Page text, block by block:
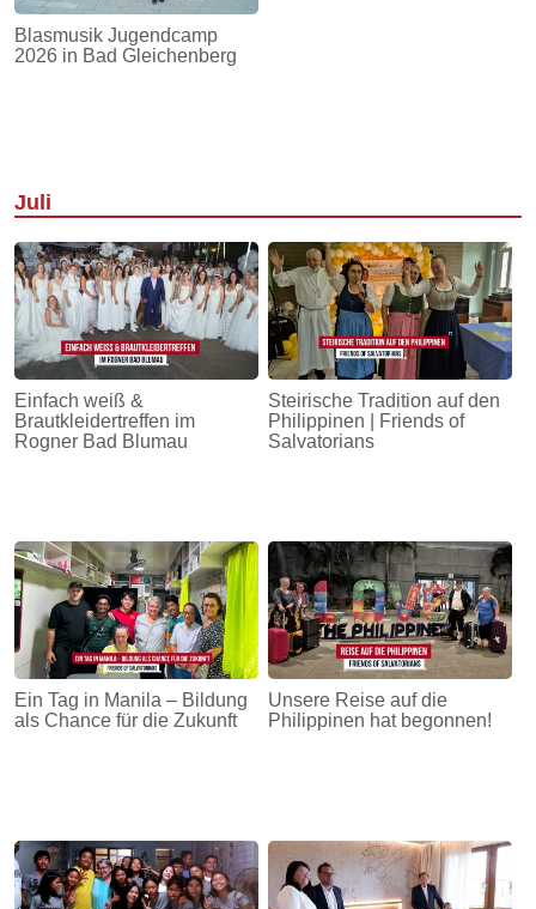
Blasmusik Jugendcamp
2026 in Bad Gleichenberg
Juli
Einfach weiß &
Brautkleidertreffen im
Rogner Bad Blumau
Steirische Tradition auf den
Philippinen | Friends of
Salvatorians
Ein Tag in Manila – Bildung
als Chance für die Zukunft
Unsere Reise auf die
Philippinen hat begonnen!